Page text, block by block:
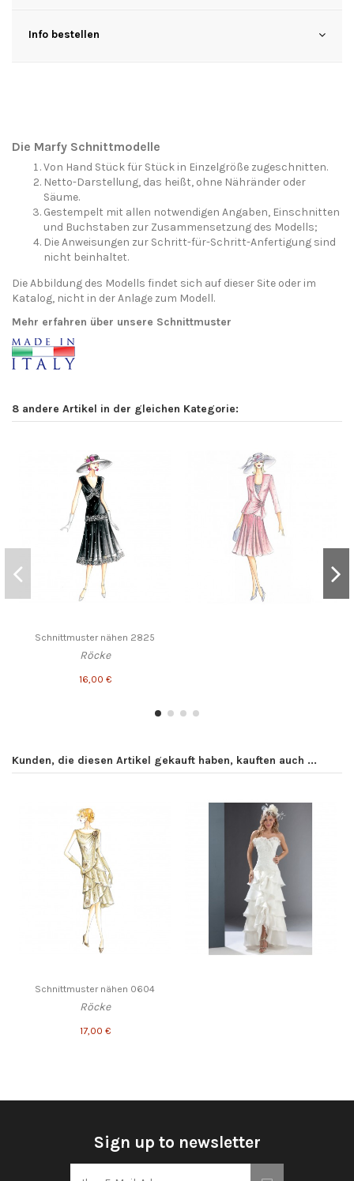
Info bestellen
Die Marfy Schnittmodelle
Von Hand Stück für Stück in Einzelgröße zugeschnitten.
Netto-Darstellung, das heißt, ohne Nähränder oder
Säume.
Gestempelt mit allen notwendigen Angaben, Einschnitten
und Buchstaben zur Zusammensetzung des Modells;
Die Anweisungen zur Schritt-für-Schritt-Anfertigung sind
nicht beinhaltet.
Die Abbildung des Modells findet sich auf dieser Site oder im
Katalog, nicht in der Anlage zum Modell.
Mehr erfahren über unsere Schnittmuster
8 andere Artikel in der gleichen Kategorie:
Schnittmuster nähen 2825
Röcke
16,00 €
Kunden, die diesen Artikel gekauft haben, kauften auch ...
Schnittmuster nähen 0604
Röcke
17,00 €
Sign up to newsletter